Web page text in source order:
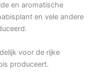
en aromatische
en vele andere
voor de rijke
produceert.